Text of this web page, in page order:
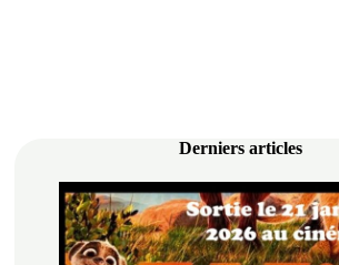
Derniers articles